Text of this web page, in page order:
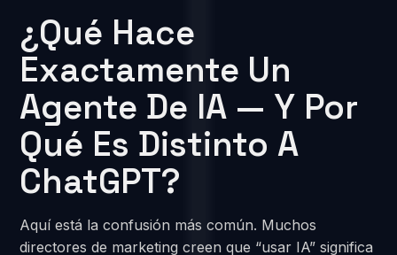
¿Qué Hace
Exactamente Un
Agente De IA — Y Por
Qué Es Distinto A
ChatGPT?
Aquí está la confusión más común. Muchos
directores de marketing creen que “usar IA” significa